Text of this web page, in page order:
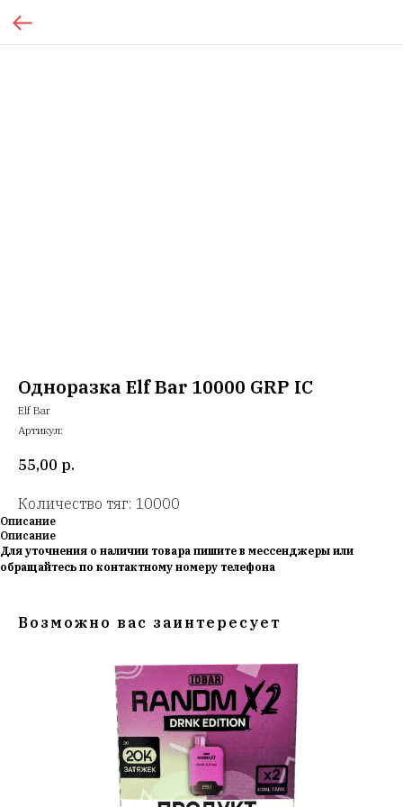
Одноразка Elf Bar 10000 GRP IC
Elf Bar
Артикул:
55,00 р.
Количество тяг: 10000
Описание
Описание
Для уточнения о наличии товара пишите в мессенджеры или
обращайтесь по контактному номеру телефона
Возможно вас заинтересует